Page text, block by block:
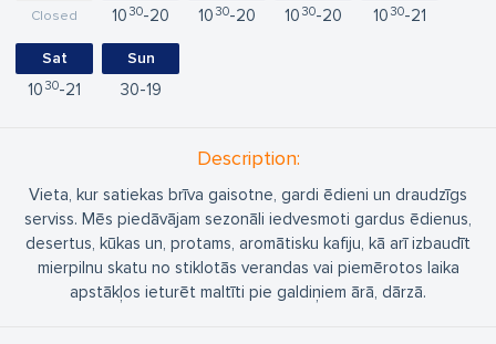
Closed 10 30 20 10 30 20 10 30 20 10 30 21
Sat
10 30 21
Sun
30 19
Description:
Vieta, kur satiekas brīva gaisotne, gardi ēdieni un draudzīgs
serviss. Mēs piedāvājam sezonāli iedvesmoti gardus ēdienus,
desertus, kūkas un, protams, aromātisku kafiju, kā arī izbaudīt
mierpilnu skatu no stiklotās verandas vai piemērotos laika
apstākļos ieturēt maltīti pie galdiņiem ārā, dārzā.